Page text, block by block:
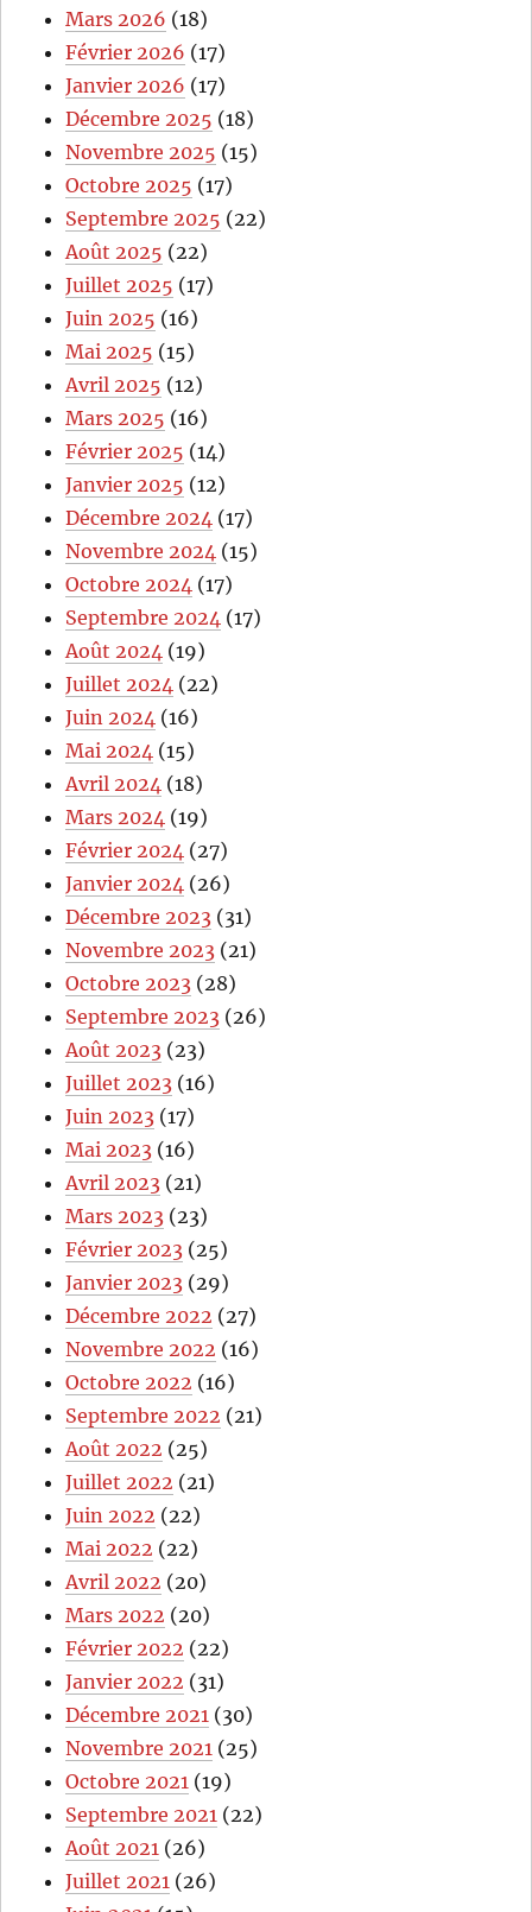
Mars 2026 (18)
Février 2026 (17)
Janvier 2026 (17)
Décembre 2025 (18)
Novembre 2025 (15)
Octobre 2025 (17)
Septembre 2025 (22)
Août 2025 (22)
Juillet 2025 (17)
Juin 2025 (16)
Mai 2025 (15)
Avril 2025 (12)
Mars 2025 (16)
Février 2025 (14)
Janvier 2025 (12)
Décembre 2024 (17)
Novembre 2024 (15)
Octobre 2024 (17)
Septembre 2024 (17)
Août 2024 (19)
Juillet 2024 (22)
Juin 2024 (16)
Mai 2024 (15)
Avril 2024 (18)
Mars 2024 (19)
Février 2024 (27)
Janvier 2024 (26)
Décembre 2023 (31)
Novembre 2023 (21)
Octobre 2023 (28)
Septembre 2023 (26)
Août 2023 (23)
Juillet 2023 (16)
Juin 2023 (17)
Mai 2023 (16)
Avril 2023 (21)
Mars 2023 (23)
Février 2023 (25)
Janvier 2023 (29)
Décembre 2022 (27)
Novembre 2022 (16)
Octobre 2022 (16)
Septembre 2022 (21)
Août 2022 (25)
Juillet 2022 (21)
Juin 2022 (22)
Mai 2022 (22)
Avril 2022 (20)
Mars 2022 (20)
Février 2022 (22)
Janvier 2022 (31)
Décembre 2021 (30)
Novembre 2021 (25)
Octobre 2021 (19)
Septembre 2021 (22)
Août 2021 (26)
Juillet 2021 (26)